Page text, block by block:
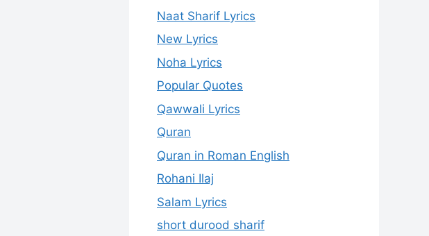
Naat Sharif Lyrics
New Lyrics
Noha Lyrics
Popular Quotes
Qawwali Lyrics
Quran
Quran in Roman English
Rohani Ilaj
Salam Lyrics
short durood sharif